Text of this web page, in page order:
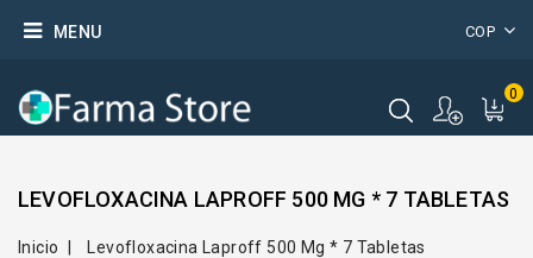
COP
MENU
0
LEVOFLOXACINA LAPROFF 500 MG * 7 TABLETAS
Inicio Levofloxacina Laproff 500 Mg * 7 Tabletas